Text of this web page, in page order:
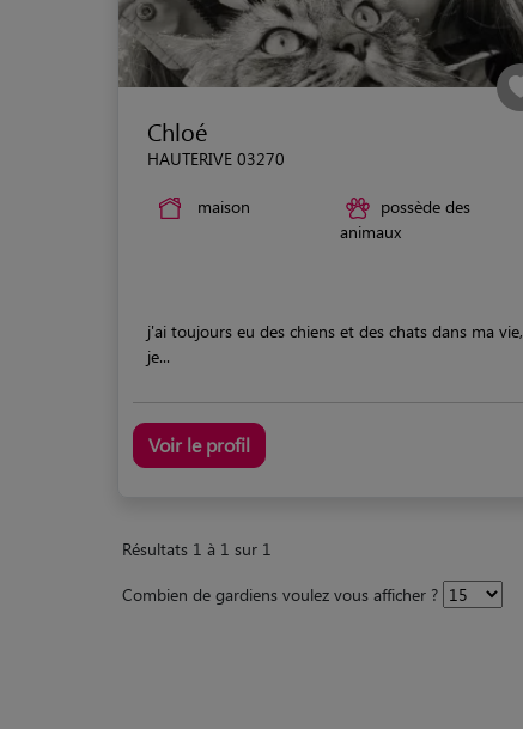
Chloé
HAUTERIVE 03270
maison
possède des
animaux
j'ai toujours eu des chiens et des chats dans ma vie,
je...
Voir le profil
Résultats 1 à 1 sur 1
Combien de gardiens voulez vous afficher ?